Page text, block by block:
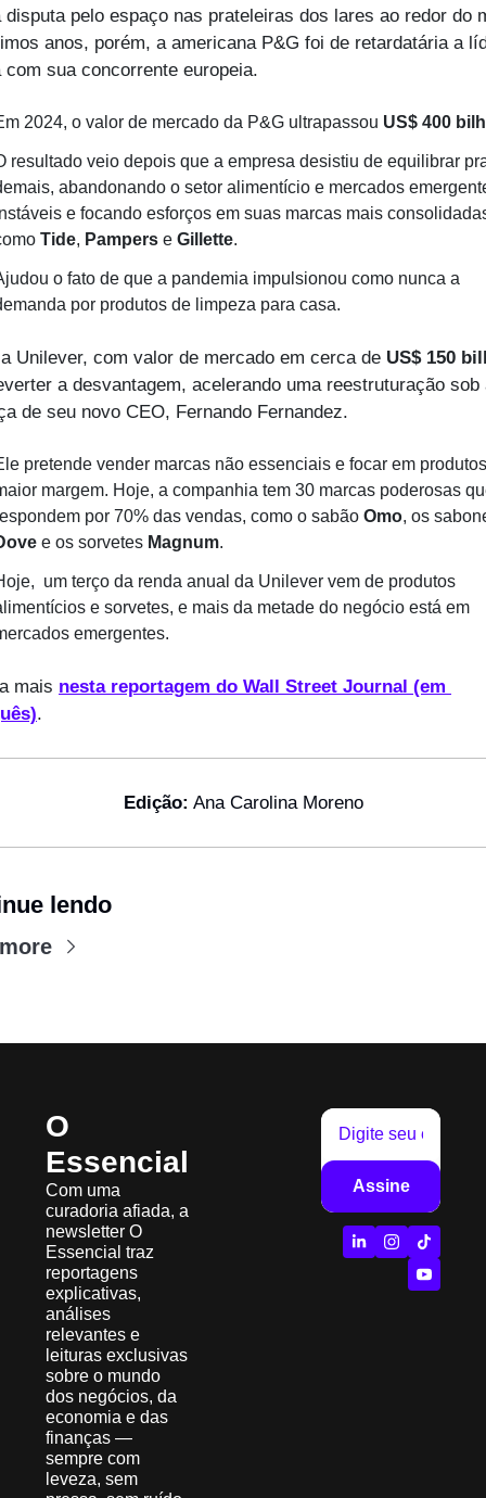
disputa pelo espaço nas prateleiras dos lares ao redor do
anos, porém, a americana P&G foi de retardatária a
com sua concorrente europeia.
2024, o valor de mercado da P&G ultrapassou US$ 400
resultado veio depois que a empresa desistiu de equilibrar
abandonando o setor alimentício e mercados
e focando esforços em suas marcas mais
Tide, Pampers e Gillette.
o fato de que a pandemia impulsionou como nunca a
por produtos de limpeza para casa.
Unilever, com valor de mercado em cerca de US$ 150
a desvantagem, acelerando uma reestruturação sob
de seu novo CEO, Fernando Fernandez.
pretende vender marcas não essenciais e focar em
margem. Hoje, a companhia tem 30 marcas poderosas
por 70% das vendas, como o sabão Omo
e os sorvetes Magnum.
um terço da renda anual da Unilever vem de produtos
e sorvetes, e mais da metade do negócio está em
emergentes.
mais nesta reportagem do Wall Street Journal (em
.
Edição: Ana Carolina Moreno
lendo
O
Essencial
Com uma
curadoria afiada, a
newsletter O
Essencial traz
reportagens
explicativas,
análises
relevantes e
leituras exclusivas
sobre o mundo
dos negócios, da
economia e das
finanças —
sempre com
leveza, sem
Assine